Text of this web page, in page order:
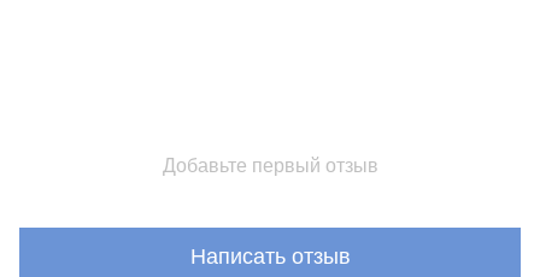
Добавьте первый отзыв
Написать отзыв